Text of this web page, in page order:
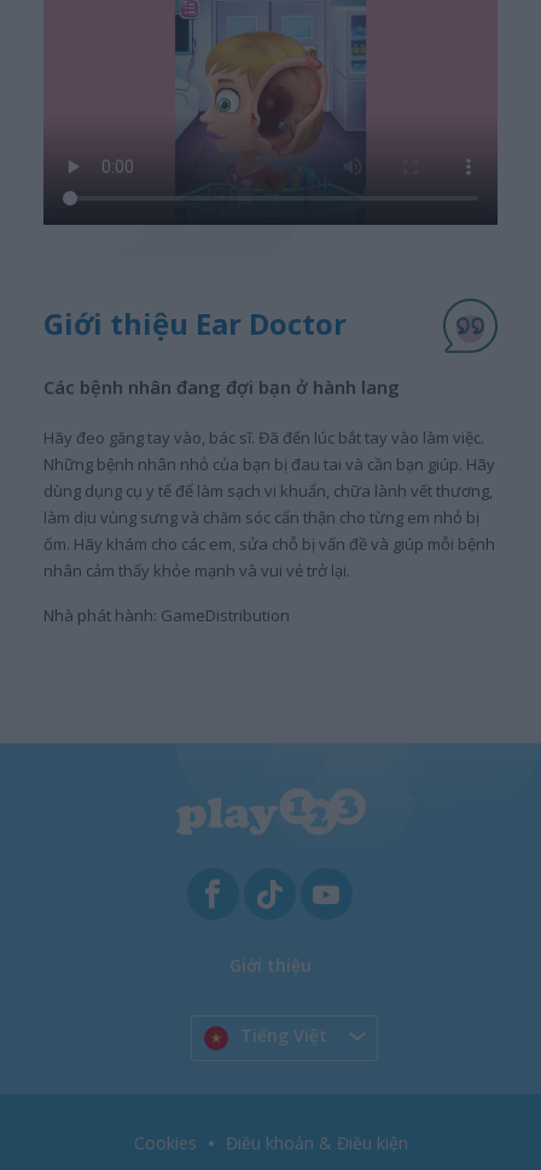
Giới thiệu Ear Doctor
Các bệnh nhân đang đợi bạn ở hành lang
Hãy đeo găng tay vào, bác sĩ. Đã đến lúc bắt tay vào làm việc.
Những bệnh nhân nhỏ của bạn bị đau tai và cần bạn giúp. Hãy
dùng dụng cụ y tế để làm sạch vi khuẩn, chữa lành vết thương,
làm dịu vùng sưng và chăm sóc cẩn thận cho từng em nhỏ bị
ốm. Hãy khám cho các em, sửa chỗ bị vấn đề và giúp mỗi bệnh
nhân cảm thấy khỏe mạnh và vui vẻ trở lại.
Nhà phát hành: GameDistribution
Giới thiệu
Tiếng Việt
Cookies Điều khoản & Điều kiện